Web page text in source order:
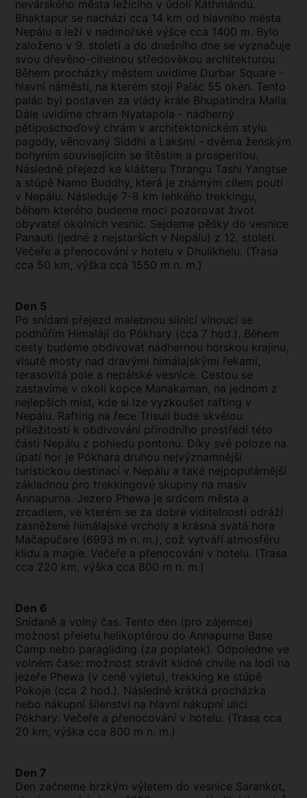
nevárského města ležícího v údolí Káthmándú.
Bhaktapur se nachází cca 14 km od hlavního města
Nepálu a leží v nadmořské výšce cca 1400 m. Bylo
založeno v 9. století a do dnešního dne se vyznačuje
svou dřevěno-cihelnou středověkou architekturou.
Během procházky městem uvidíme Durbar Square -
hlavní náměstí, na kterém stojí Palác 55 oken. Tento
palác byl postaven za vlády krále Bhupatindra Malla.
Dále uvidíme chrám Nyatapola - nádherný
pětiposchoďový chrám v architektonickém stylu
pagody, věnovaný Siddhi a Lakšmí - dvěma ženským
bohyním souvisejícím se štěstím a prosperitou.
Následně přejezd ke klášteru Thrangu Tashi Yangtse
a stúpě Namo Buddhy, která je známým cílem poutí
v Nepálu. Následuje 7-8 km lehkého trekkingu,
během kterého budeme moci pozorovat život
obyvatel okolních vesnic. Sejdeme pěšky do vesnice
Panauti (jedné z nejstarších v Nepálu) z 12. století.
Večeře a přenocování v hotelu v Dhulikhelu. (Trasa
cca 50 km, výška cca 1550 m n. m.)
Den 5
Po snídani přejezd malebnou silnicí vinoucí se
podhůřím Himalájí do Pókhary (cca 7 hod.). Během
cesty budeme obdivovat nádhernou horskou krajinu,
visuté mosty nad dravými himálajskými řekami,
terasovitá pole a nepálské vesnice. Cestou se
zastavíme v okolí kopce Manakaman, na jednom z
nejlepších míst, kde si lze vyzkoušet rafting v
Nepálu. Rafting na řece Trisuli bude skvělou
příležitostí k obdivování přírodního prostředí této
části Nepálu z pohledu pontonu. Díky své poloze na
úpatí hor je Pókhara druhou nejvýznamnější
turistickou destinací v Nepálu a také nejpopulárnější
základnou pro trekkingové skupiny na masiv
Annapurna. Jezero Phewa je srdcem města a
zrcadlem, ve kterém se za dobré viditelnosti odráží
zasněžené himálajské vrcholy a krásná svatá hora
Mačapučare (6993 m n. m.), což vytváří atmosféru
klidu a magie. Večeře a přenocování v hotelu. (Trasa
cca 220 km, výška cca 800 m n. m.)
Den 6
Snídaně a volný čas. Tento den (pro zájemce)
možnost přeletu helikoptérou do Annapurna Base
Camp nebo paragliding (za poplatek). Odpoledne ve
volném čase: možnost strávit klidné chvíle na lodi na
jezeře Phewa (v ceně výletu), trekking ke stúpě
Pokoje (cca 2 hod.). Následně krátká procházka
nebo nákupní šílenství na hlavní nákupní ulici
Pókhary. Večeře a přenocování v hotelu. (Trasa cca
20 km, výška cca 800 m n. m.)
Den 7
Den začneme brzkým výletem do vesnice Sarankot,